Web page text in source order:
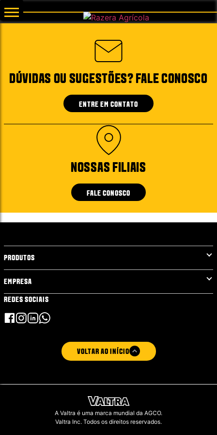
DÚVIDAS OU SUGESTÕES? FALE CONOSCO
ENTRE EM CONTATO
NOSSAS FILIAIS
FALE CONOSCO
PRODUTOS
EMPRESA
REDES SOCIAIS
VOLTAR AO INÍCIO
A Valtra é uma marca mundial da AGCO.
Valtra Inc. Todos os direitos reservados.